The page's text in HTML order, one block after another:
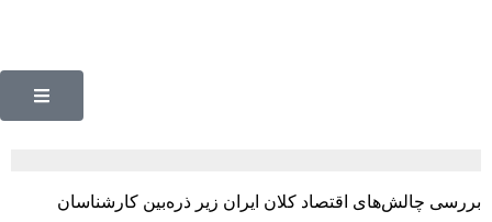
بررسی چالش‌های اقتصاد کلان ایران زیر ذره‌بین کارشناسان